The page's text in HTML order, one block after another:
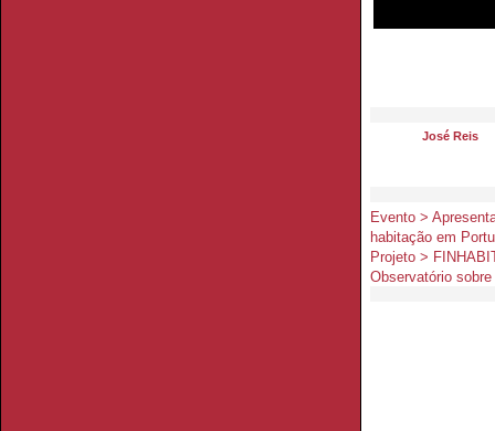
José Reis
Evento >
habitação em
Projeto >
Observatório